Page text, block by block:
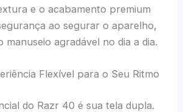
e o acabamento premium
ao segurar o aparelho,
manuseio agradável no dia a dia.
Flexível para o Seu Ritmo
do Razr 40 é sua tela dupla.